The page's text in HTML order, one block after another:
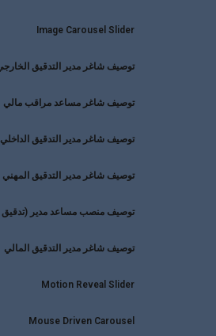
Image Carousel Slider
توصيف شاغر مدير التدقيق
توصيف شاغر مساعد مراقب مالي -
توصيف شاغر مدير التدقيق الداخلي
توصيف شاغر مدير التدقيق المهني
توصيف منصب مساعد مدير
توصيف شاغر مدير التدقيق المالي
Motion Reveal Slider
Mouse Driven Carousel